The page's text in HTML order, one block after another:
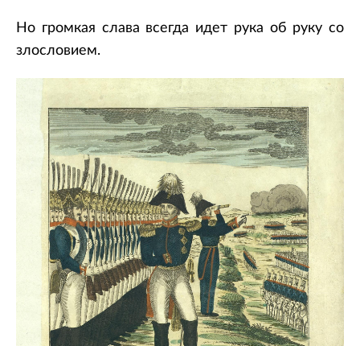
Но громкая слава всегда идет рука об руку со
злословием.